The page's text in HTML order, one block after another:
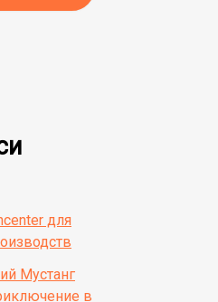
для
Мустанг
в